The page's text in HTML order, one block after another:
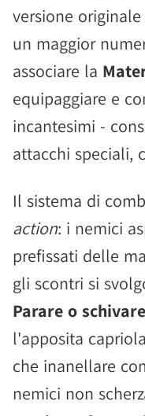
versione originale
un maggior
associare la
equipaggiare e
incantesimi -
attacchi speciali,
Il sistema di
action: i nemici
prefissati delle
gli scontri si
Parare o schivare
l'apposita
che inanellare
nemici non